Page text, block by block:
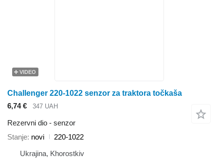
VIDEO
Challenger 220-1022 senzor za traktora točkaša
6,74 €
347 UAH
Rezervni dio - senzor
Stanje novi
220-1022
Ukrajina, Khorostkiv